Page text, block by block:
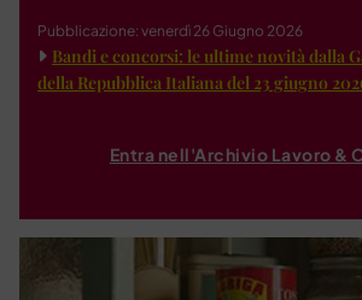
Pubblicazione: venerdì 26 Giugno 2026
Bandi e concorsi: le ultime novità dalla
della Repubblica Italiana del 23 giugno
Entra nell'Archivio Lavoro &